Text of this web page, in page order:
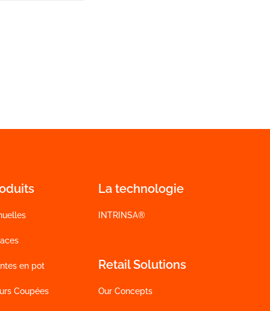
en pot
Coupées
La technologie
INTRINSA®
Retail Solutions
Our Concepts